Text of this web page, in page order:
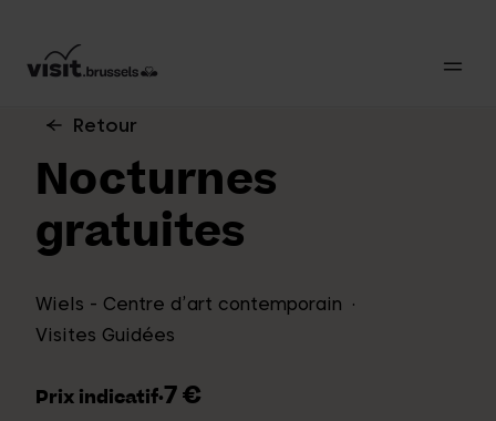
Retour
Nocturnes
gratuites
Wiels - Centre d’art contemporain
Visites Guidées
Prix indicatif·7 €